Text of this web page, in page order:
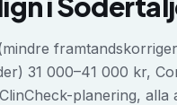
31 000–41 000 kr,
planering,